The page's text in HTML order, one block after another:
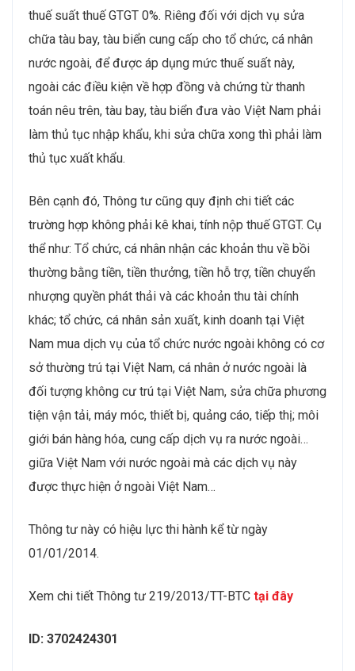
thuế suất thuế GTGT 0%. Riêng đối với dịch vụ sửa
chữa tàu bay, tàu biển cung cấp cho tổ chức, cá nhân
nước ngoài, để được áp dụng mức thuế suất này,
ngoài các điều kiện về hợp đồng và chứng từ thanh
toán nêu trên, tàu bay, tàu biển đưa vào Việt Nam phải
làm thủ tục nhập khẩu, khi sửa chữa xong thì phải làm
thủ tục xuất khẩu.
Bên cạnh đó, Thông tư cũng quy định chi tiết các
trường hợp không phải kê khai, tính nộp thuế GTGT. Cụ
thể như: Tổ chức, cá nhân nhận các khoản thu về bồi
thường bằng tiền, tiền thưởng, tiền hỗ trợ, tiền chuyển
nhượng quyền phát thải và các khoản thu tài chính
khác; tổ chức, cá nhân sản xuất, kinh doanh tại Việt
Nam mua dịch vụ của tổ chức nước ngoài không có cơ
sở thường trú tại Việt Nam, cá nhân ở nước ngoài là
đối tượng không cư trú tại Việt Nam, sửa chữa phương
tiện vận tải, máy móc, thiết bị, quảng cáo, tiếp thị; môi
giới bán hàng hóa, cung cấp dịch vụ ra nước ngoài…
giữa Việt Nam với nước ngoài mà các dịch vụ này
được thực hiện ở ngoài Việt Nam…
Thông tư này có hiệu lực thi hành kể từ ngày
01/01/2014.
Xem chi tiết Thông tư 219/2013/TT-BTC tại đây
ID: 3702424301